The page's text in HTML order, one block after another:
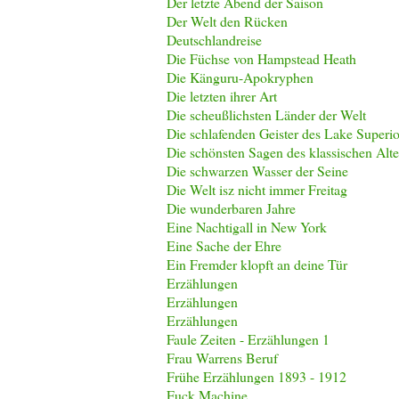
Der Welt den Rücken
Deutschlandreise
Die Füchse von Hampstead Heath
Die Känguru-Apokryphen
Die letzten ihrer Art
Die scheußlichsten Länder der Welt
Die schlafenden Geister des Lake
Die schönsten Sagen des klassischen
Die schwarzen Wasser der Seine
Die Welt isz nicht immer Freitag
Die wunderbaren Jahre
Eine Nachtigall in New York
Eine Sache der Ehre
Ein Fremder klopft an deine Tür
Erzählungen
Erzählungen
Erzählungen
Faule Zeiten - Erzählungen 1
Frau Warrens Beruf
Frühe Erzählungen 1893 - 1912
Fuck Machine